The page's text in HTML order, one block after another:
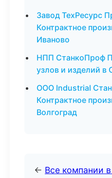
Завод ТехРесурс
Контрактное
Иваново
НПП СтанкоПроф
узлов и изделий в
ООО Industrial
Контрактное
Волгоград
← Все компании